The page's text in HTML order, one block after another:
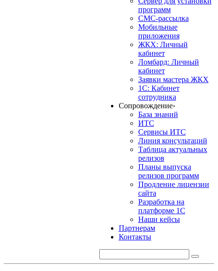
программ
СМС-рассылка
Мобильные
приложения
ЖКХ: Личный
кабинет
Ломбард: Личный
кабинет
Заявки мастера ЖКХ
1С: Кабинет
сотрудника
Сопровождение›
База знаний
ИТС
Сервисы ИТС
Линия консультаций
Таблица актуальных
релизов
Планы выпуска
релизов программ
Продление лицензии
сайта
Разработка на
платформе 1С
Наши кейсы
Партнерам
Контакты